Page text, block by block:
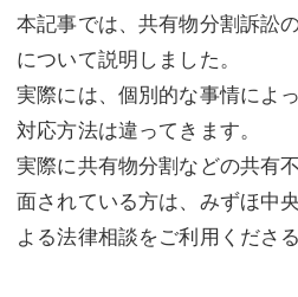
本記事では、共有物分割訴訟
について説明しました。
実際には、個別的な事情によ
対応方法は違ってきます。
実際に共有物分割などの共有
面されている方は、みずほ中
よる法律相談をご利用くださ